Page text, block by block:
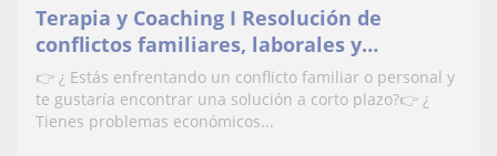
Terapia y Coaching I Resolución de
conflictos familiares, laborales y
económicos I Orientación Profesional I
Apoyo a Emprendedores 💫
👉 ¿ Estás enfrentando un conflicto familiar o personal y
te gustaría encontrar una solución a corto plazo?👉 ¿
Tienes problemas económicos...